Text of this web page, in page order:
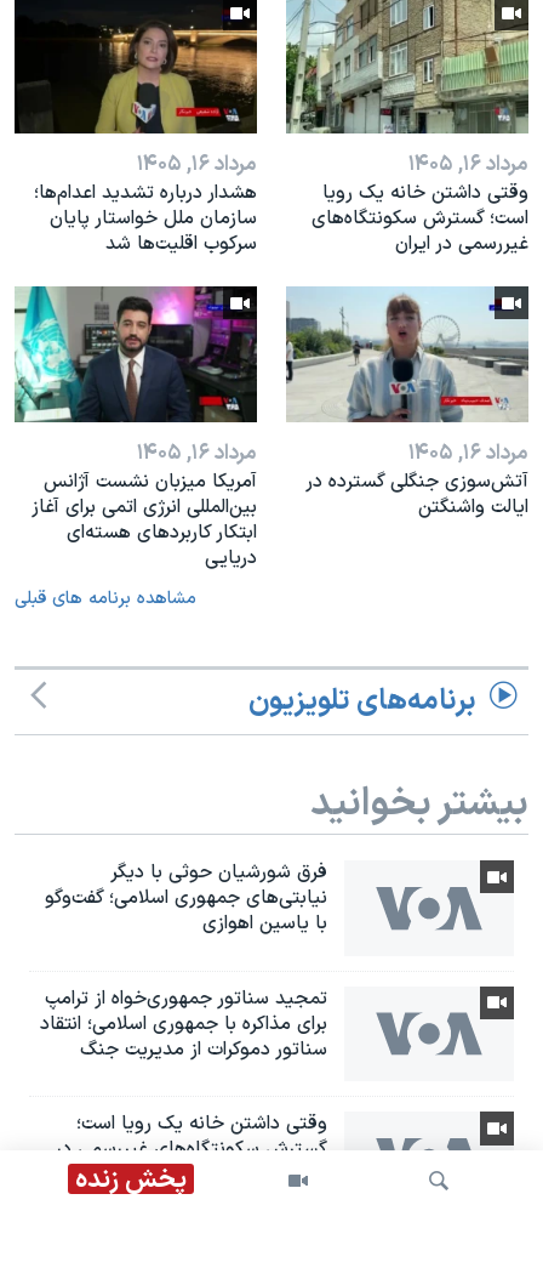
پخش زنده
مرداد ۱۶, ۱۴۰۵
وقتی داشتن خانه یک رویا
است؛ گسترش سکونتگاه‌های
غیررسمی در ایران
مرداد ۱۶, ۱۴۰۵
هشدار درباره تشدید اعدام‌ها؛
سازمان ملل خواستار پایان
سرکوب اقلیت‌ها شد
مرداد ۱۶, ۱۴۰۵
آتش‌سوزی جنگلی گسترده در
ایالت واشنگتن
مرداد ۱۶, ۱۴۰۵
آمریکا میزبان نشست آژانس
بین‌المللی انرژی اتمی برای آغاز
ابتکار کاربردهای هسته‌ای
دریایی
مشاهده برنامه های قبلی
برنامه‌های تلویزیون
بیشتر بخوانید
فرق شورشیان حوثی با دیگر
نیابتی‌های جمهوری اسلامی؛ گفت‌وگو
با یاسین اهوازی
تمجید سناتور جمهوری‌خواه از ترامپ
برای مذاکره با جمهوری اسلامی؛ انتقاد
سناتور دموکرات از مدیریت جنگ
وقتی داشتن خانه یک رویا است؛
گسترش سکونتگاه‌های غیررسمی در
ایران